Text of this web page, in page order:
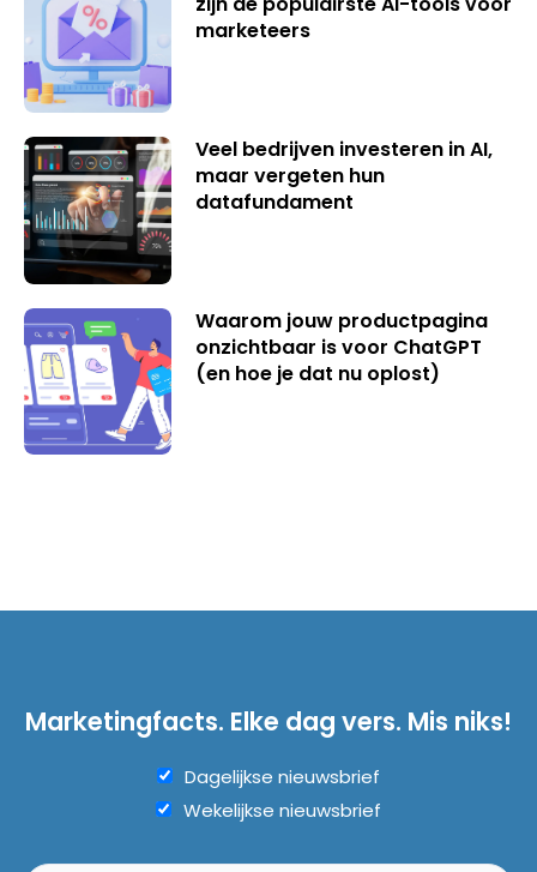
marketeers
Veel bedrijven investeren in AI,
maar vergeten hun
datafundament
Waarom jouw productpagina
onzichtbaar is voor ChatGPT
(en hoe je dat nu oplost)
Marketingfacts. Elke dag vers. Mis niks!
Dagelijkse nieuwsbrief
Wekelijkse nieuwsbrief